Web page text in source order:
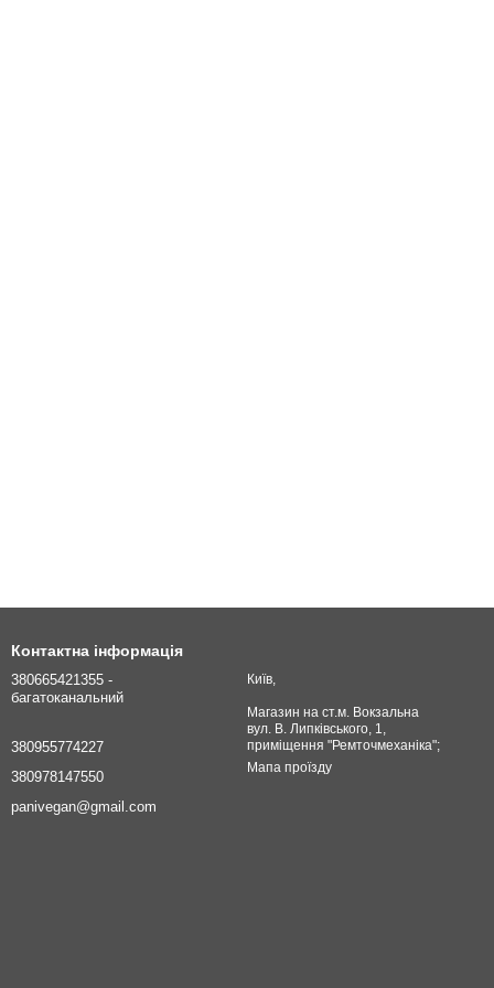
Контактна інформація
380665421355 -
багатоканальний
380955774227
380978147550
panivegan@gmail.com
Київ,
Магазин на ст.м. Вокзальна
вул. В. Липківського, 1,
приміщення "Ремточмеханіка";
Мапа проїзду